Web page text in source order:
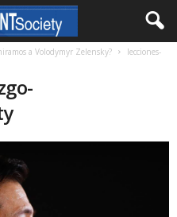
a Volodymyr Zelensky?
lecciones-